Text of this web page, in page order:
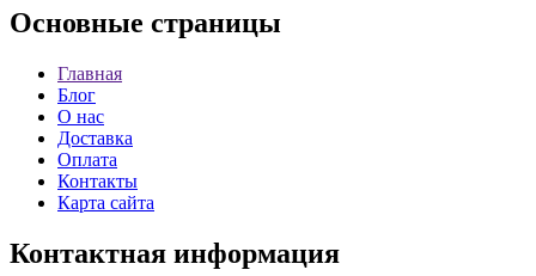
Основные страницы
Главная
Блог
О нас
Доставка
Оплата
Контакты
Карта сайта
Контактная информация